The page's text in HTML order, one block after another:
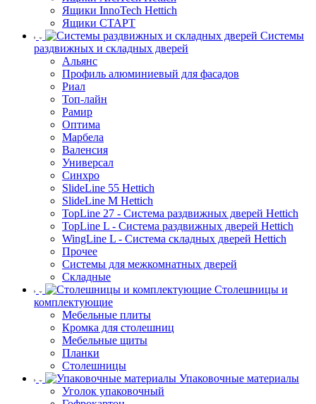
Ящики InnoTech Hettich
Ящики СТАРТ
Системы
раздвижных и складных дверей
Альянс
Профиль алюминиевый для фасадов
Риал
Топ-лайн
Рамир
Оптима
Марбела
Валенсия
Универсал
Синхро
SlideLine 55 Hettich
SlideLine M Hettich
TopLine 27 - Система раздвижных дверей Hettich
TopLine L - Система раздвижных дверей Hettich
WingLine L - Система складных дверей Hettich
Прочее
Системы для межкомнатных дверей
Складные
Столешницы и
комплектующие
Мебельные плиты
Кромка для столешниц
Мебельные щиты
Планки
Столешницы
Упаковочные материалы
Уголок упаковочный